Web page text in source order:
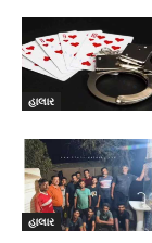
હાલાર
હાલાર